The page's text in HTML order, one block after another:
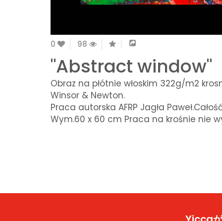
0 98
"Abstract window"
Obraz na płótnie włoskim 322g/m2
Winsor & Newton.
Praca autorska AFRP Jagła
Wym.60 x 60 cm Praca na krośnie nie